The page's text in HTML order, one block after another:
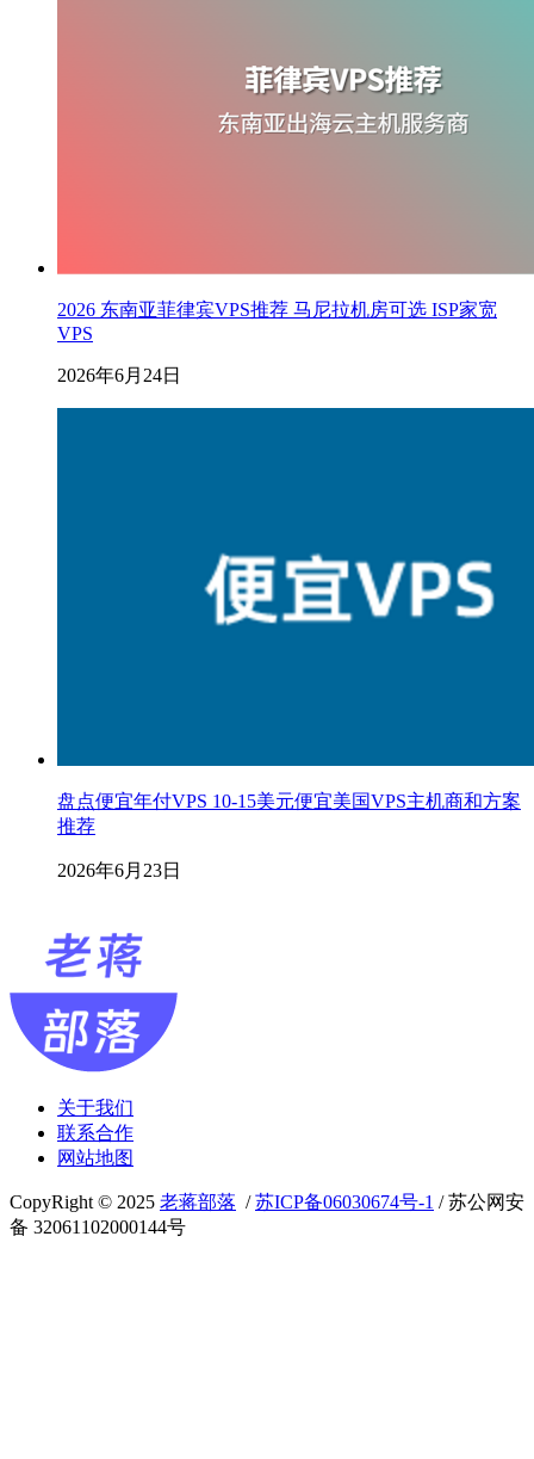
2026 东南亚菲律宾VPS推荐 马尼拉机房可选 ISP家宽
VPS
2026年6月24日
盘点便宜年付VPS 10-15美元便宜美国VPS主机商和方案
推荐
2026年6月23日
关于我们
联系合作
网站地图
CopyRight © 2025 老蒋部落 /苏ICP备06030674号-1 / 苏公网安
备 32061102000144号